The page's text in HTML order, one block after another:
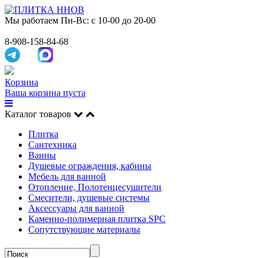
Мы работаем Пн-Вс: с 10-00 до 20-00
8-908-158-84-68
Корзина
Ваша корзина пуста
Каталог товаров
Плитка
Сантехника
Ванны
Душевые ограждения, кабины
Мебель для ванной
Отопление, Полотенцесушители
Смесители, душевые системы
Аксессуары для ванной
Каменно-полимерная плитка SPC
Сопутствующие материалы